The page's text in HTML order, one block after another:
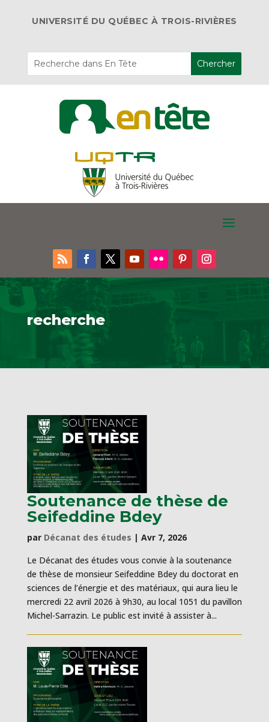
UNIVERSITÉ DU QUÉBEC À TROIS-RIVIÈRES
recherche
Soutenance de thèse de
Seifeddine Bdey
par Décanat des études | Avr 7, 2026
Le Décanat des études vous convie à la soutenance
de thèse de monsieur Seifeddine Bdey du doctorat en
sciences de l’énergie et des matériaux, qui aura lieu le
mercredi 22 avril 2026 à 9h30, au local 1051 du pavillon
Michel-Sarrazin. Le public est invité à assister à...